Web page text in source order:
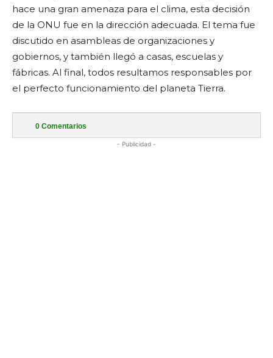
hace una gran amenaza para el clima, esta decisión
de la ONU fue en la dirección adecuada. El tema fue
discutido en asambleas de organizaciones y
gobiernos, y también llegó a casas, escuelas y
fábricas. Al final, todos resultamos responsables por
el perfecto funcionamiento del planeta Tierra.
0 Comentarios
- Publicidad -